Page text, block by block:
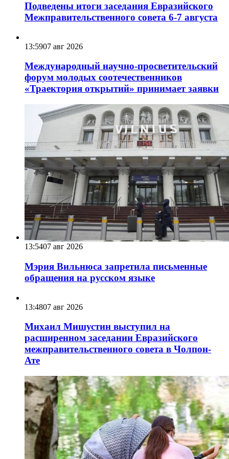
Подведены итоги заседания Евразийского
Межправительственного совета 6-7 августа
13:5907 авг 2026
Международный научно-просветительский
форум молодых соотечественников
«Траектория открытий» принимает заявки
13:5407 авг 2026
Мэрия Вильнюса запретила письменные
обращения на русском языке
13:4807 авг 2026
Михаил Мишустин выступил на
расширенном заседании Евразийского
межправительственного совета в Чолпон-
Ате